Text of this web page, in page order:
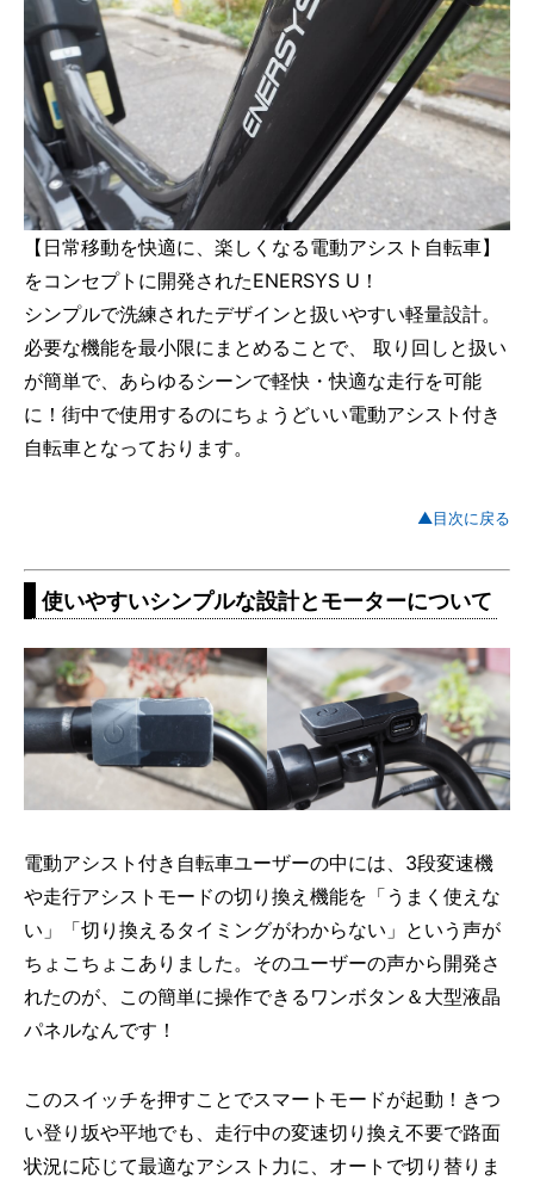
【日常移動を快適に、楽しくなる電動アシスト自転車】
をコンセプトに開発されたENERSYS U！
シンプルで洗練されたデザインと扱いやすい軽量設計。
必要な機能を最小限にまとめることで、 取り回しと扱い
が簡単で、あらゆるシーンで軽快・快適な走行を可能
に！街中で使用するのにちょうどいい電動アシスト付き
自転車となっております。
▲目次に戻る
使いやすいシンプルな設計とモーターについて
電動アシスト付き自転車ユーザーの中には、3段変速機
や走行アシストモードの切り換え機能を「うまく使えな
い」「切り換えるタイミングがわからない」という声が
ちょこちょこありました。そのユーザーの声から開発さ
れたのが、この簡単に操作できるワンボタン＆大型液晶
パネルなんです！
このスイッチを押すことでスマートモードが起動！きつ
い登り坂や平地でも、走行中の変速切り換え不要で路面
状況に応じて最適なアシスト力に、オートで切り替りま